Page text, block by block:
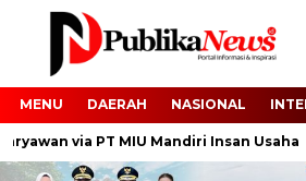
MENU DAERAH NASIONAL
via PT MIU Mandiri Insan Usaha